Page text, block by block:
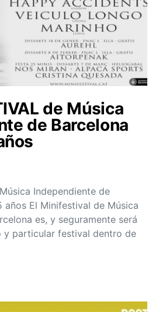
de Música
de Barcelona
Independiente de
años El Minifestival de Música
es, y seguramente será
y particular festival dentro de